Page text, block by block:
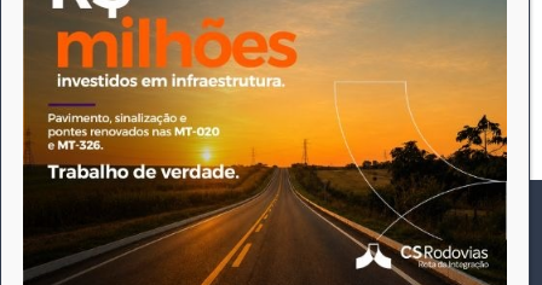
Gerais
Intimação por Edital – Ofício nº 470 /2026
– WANDERLEI SCHONHOLZER
Redação 7 de agosto de 2026
Este site utiliza cookies para permitir uma melhor experiência
por parte do utilizador. Ao navegar no site estará a consentir a
sua utilização